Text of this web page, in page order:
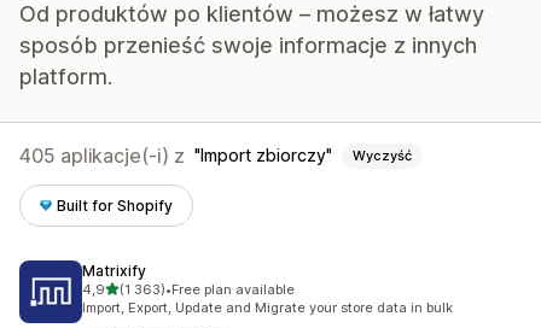
Od produktów po klientów – możesz w łatwy
sposób przenieść swoje informacje z innych
platform.
405 aplikacje(-i) z Import zbiorczy Wyczyść
Built for Shopify
Matrixify
4,9na 5 gwiazdek
(1 363)
Łączna liczba recenzji: 1363
•Free plan available
Import, Export, Update and Migrate your store data in bulk